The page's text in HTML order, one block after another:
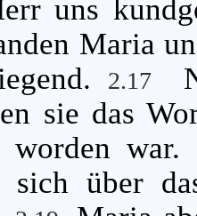
uns
Maria
2.17
sie das
worden war.
sich über